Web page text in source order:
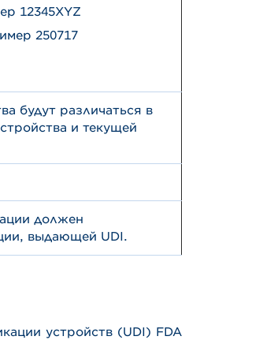
12345XYZ
250717
будут различаться в
и текущей
должен
выдающей UDI.
устройств (UDI) FDA